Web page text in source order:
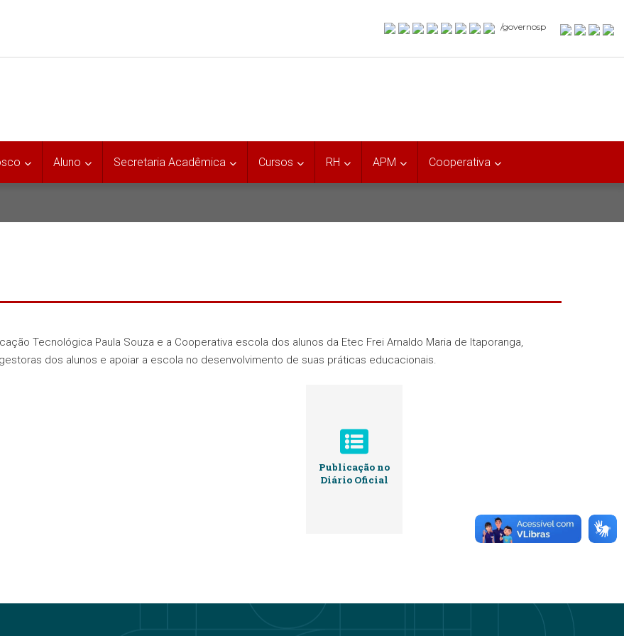
/governosp
Aluno Secretaria Acadêmica Cursos RH APM Cooperativa
Tecnológica Paula Souza e a Cooperativa escola dos alunos da Etec Frei Arnaldo Maria de Itaporanga,
dos alunos e apoiar a escola no desenvolvimento de suas práticas educacionais.
Publicação no
Diário Oficial